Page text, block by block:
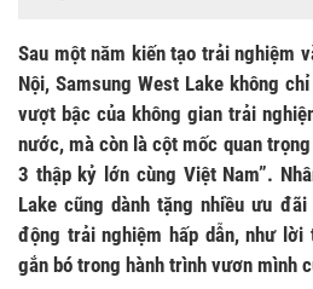
Sau một năm kiến tạo trải nghiệm
Nội, Samsung West Lake không
vượt bậc của không gian trải
nước, mà còn là cột mốc quan
3 thập kỷ lớn cùng Việt Nam”.
Lake cũng dành tặng nhiều ưu
động trải nghiệm hấp dẫn, như
gắn bó trong hành trình vươn mình